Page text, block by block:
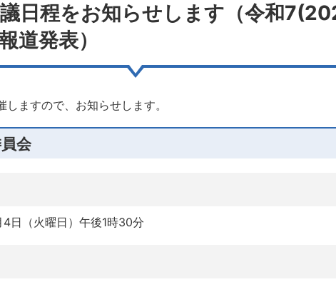
日程をお知らせします（令和
道発表）
ますので、お知らせします。
会
日（火曜日）午後1時30分